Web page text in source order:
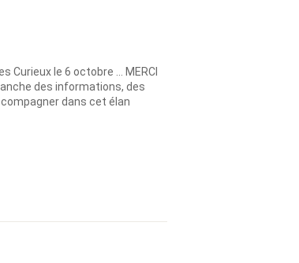
Curieux le 6 octobre … MERCI
des informations, des
dans cet élan